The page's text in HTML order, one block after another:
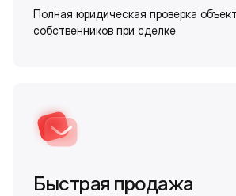
Полная юридическая проверка
собственников при сделке
Быстрая продажа